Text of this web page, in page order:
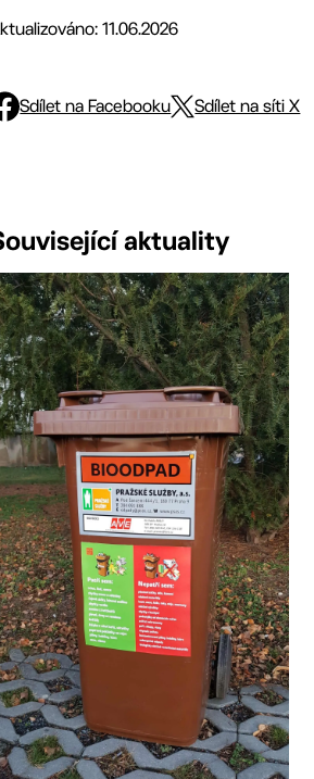
11.06.2026
Sdílet na Facebooku Sdílet na síti X
aktuality